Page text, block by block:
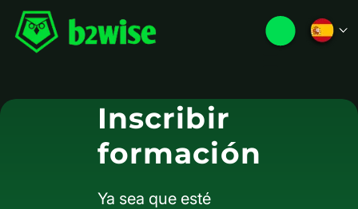
Inscribir
formación
Ya sea que esté